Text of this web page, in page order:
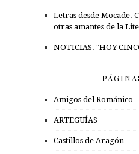
Letras desde Mocade.
otras amantes de la
NOTICIAS. "HOY
Amigos del Románico
ARTEGUÍAS
Castillos de Aragón